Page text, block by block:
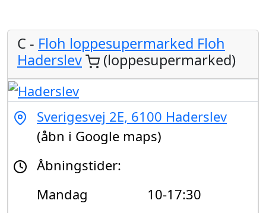
C - Floh loppesupermarked Floh
Haderslev
(loppesupermarked)
Sverigesvej 2E, 6100 Haderslev
(åbn i Google maps)
Åbningstider:
Mandag
10-17:30